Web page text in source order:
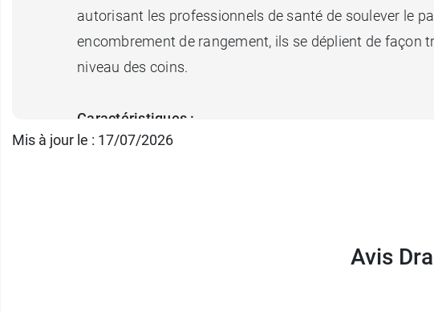
autorisant les professionnels de santé de soulever le
encombrement de rangement, ils se déplient de façon
niveau des coins.
Caractéristiques :
Dimensions : 150 x 220 cm
Et pour les services d'urgence médicale et de secours,
Mis à jour le : 17/07/2026
Avis